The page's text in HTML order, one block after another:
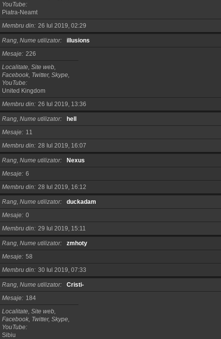
YouTube
Piatra-Neamt
Membru din
26 Iul 2019, 02:29
Rang, Nume utilizator
illusions
Mesaje
226
Localitate, Site web,
Facebook, Twitter, Skype,
YouTube
United Kingdom
Membru din
26 Iul 2019, 13:36
Rang, Nume utilizator
hell
Mesaje
11
Membru din
28 Iul 2019, 16:07
Rang, Nume utilizator
Nexus
Mesaje 6
Membru din
28 Iul 2019, 16:12
Rang, Nume utilizator
duckadam
Mesaje 0
Membru din
29 Iul 2019, 15:11
Rang, Nume utilizator
zmhoty
Mesaje 58
Membru din
30 Iul 2019, 07:33
Rang, Nume utilizator
Cristi-
Mesaje
184
Localitate, Site web,
Facebook, Twitter, Skype,
YouTube
Sibiu